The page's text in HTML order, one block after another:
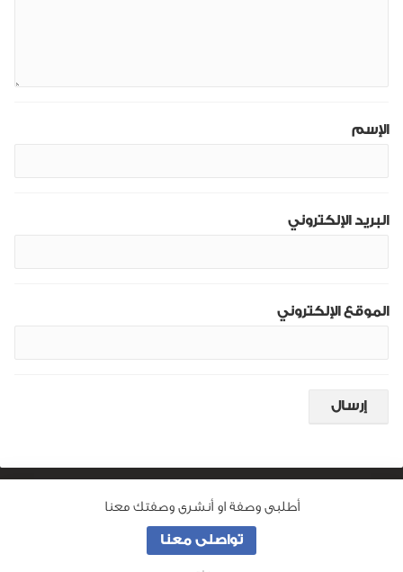
أطلبى وصفة او أنشرى وصفتك معنا
تواصلى معنا
الإسم
البريد الإلكتروني
الموقع الإلكتروني
من نحن
جميع الحقوق محفوظة لـوصفة ماما